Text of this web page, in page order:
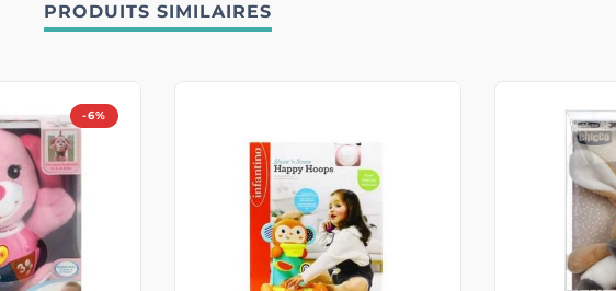
PRODUITS SIMILAIRES
-6%